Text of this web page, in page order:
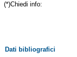
(*)Chiedi info:
Dati bibliografici